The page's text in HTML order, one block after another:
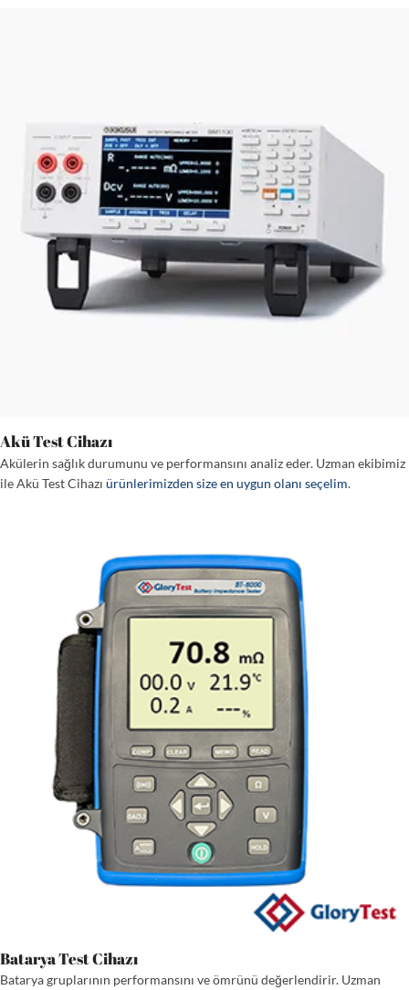
Akü Test Cihazı
Akülerin sağlık durumunu ve performansını analiz eder. Uzman ekibimiz
ile Akü Test Cihazı ürünlerimizden size en uygun olanı seçelim.
Batarya Test Cihazı
Batarya gruplarının performansını ve ömrünü değerlendirir. Uzman